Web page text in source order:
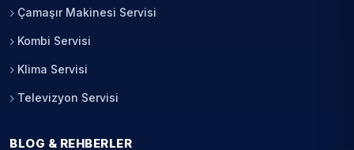
Çamaşır Makinesi Servisi
Kombi Servisi
Klima Servisi
Televizyon Servisi
BLOG & REHBERLER